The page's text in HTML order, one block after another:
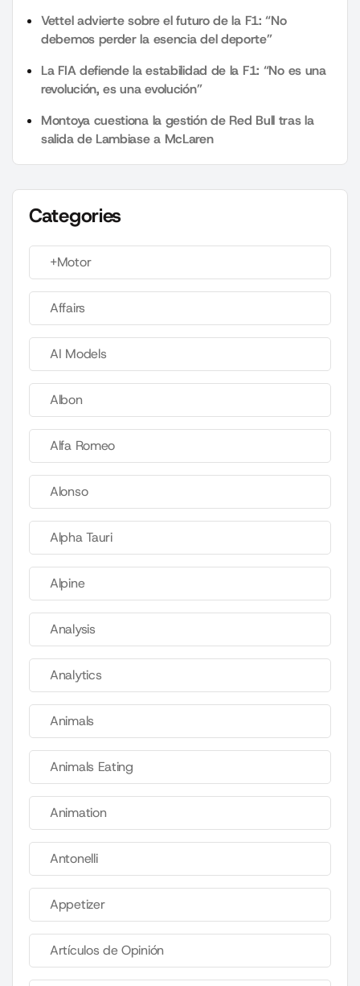
Vettel advierte sobre el futuro de la F1: “No
debemos perder la esencia del deporte”
La FIA defiende la estabilidad de la F1: “No es una
revolución, es una evolución”
Montoya cuestiona la gestión de Red Bull tras la
salida de Lambiase a McLaren
Categories
+Motor
Affairs
AI Models
Albon
Alfa Romeo
Alonso
Alpha Tauri
Alpine
Analysis
Analytics
Animals
Animals Eating
Animation
Antonelli
Appetizer
Artículos de Opinión